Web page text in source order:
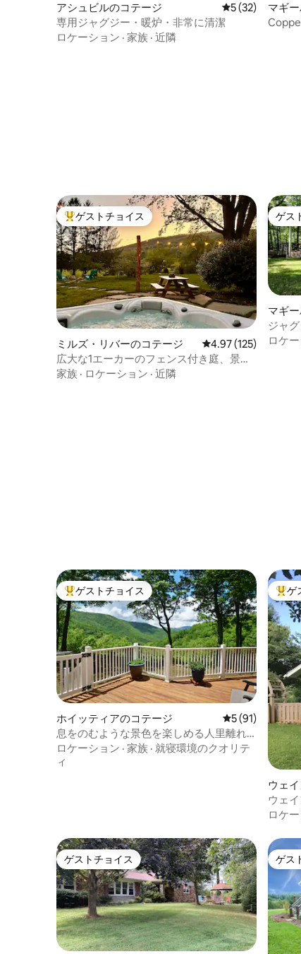
アシュビルのコテージ レビュー32件、
5 (32)
専用ジャグジー・暖炉・非常に清潔
ロケーション · 家族 · 近隣
マギ
大好評のゲストチョイスです。
ゲストチョイス
ミルズ・リバーのコテージ レビュー125件、5つ
4.97 (125)
広大な1エーカーのフェンス付き庭、景
色、露天風呂・ジャグジー、犬3匹同伴可
家族 · ロケーション · 近隣
ゲス
ゲス
マギ
ジャ
小屋
ロケ
大好評のゲストチョイスです。
ゲストチョイス
ホイッティアのコテージ レビュー91件
5 (91)
息をのむような景色を楽しめる人里離れ
た山の隠れ家
ロケーション · 家族 · 就寝環境のクオリテ
ィ
大好
ゲ
ウェ
ウェ
長の
ロケ
ゲストチョイス
ゲストチョイス ゲス
ゲス